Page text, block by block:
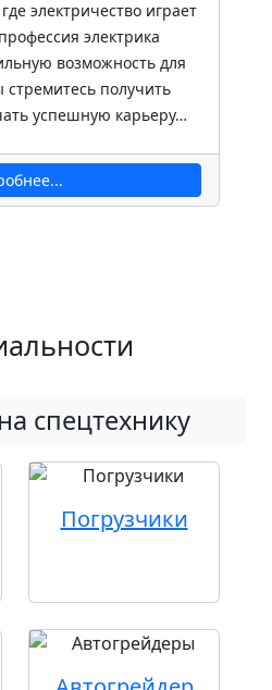
электричество играет
электрика
возможность для
стремитесь получить
успешную карьеру…
спецтехнику
Погрузчики